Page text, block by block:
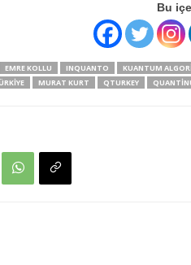
Bu
EMRE KOLLU INQUANTO KUANTUM
MURAT KURT QTURKEY